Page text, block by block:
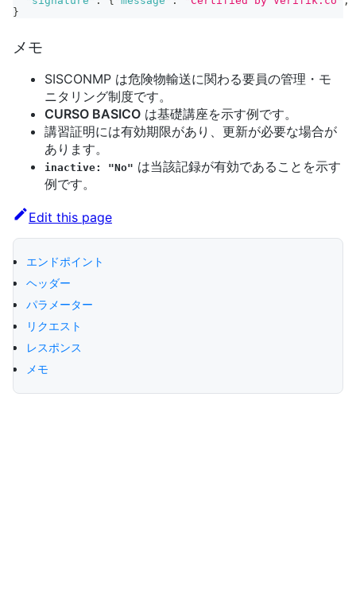
}
メモ
SISCONMP は危険物輸送に関わる要員の管理・モ
ニタリング制度です。
CURSO BASICO は基礎講座を示す例です。
講習証明には有効期限があり、更新が必要な場合が
あります。
inactive: "No" は当該記録が有効であることを示す
例です。
Edit this page
エンドポイント
ヘッダー
パラメーター
リクエスト
レスポンス
メモ